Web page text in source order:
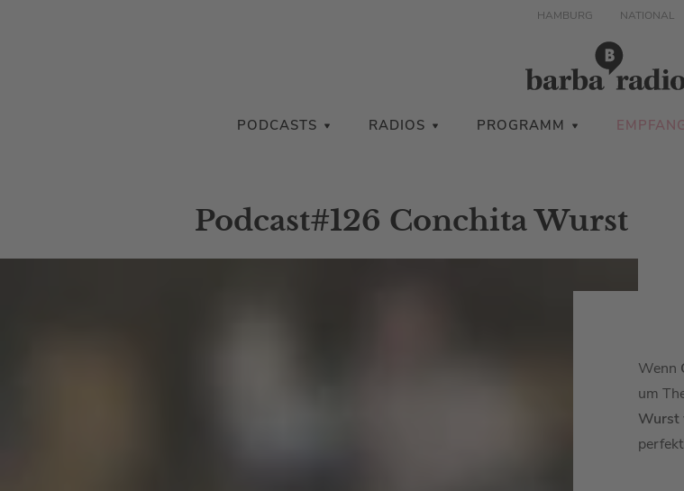
HAMBURG NATIONAL
PODCASTS RADIOS PROGRAMM
Podcast#126 Conchita Wurst
Wenn
um
Wurst